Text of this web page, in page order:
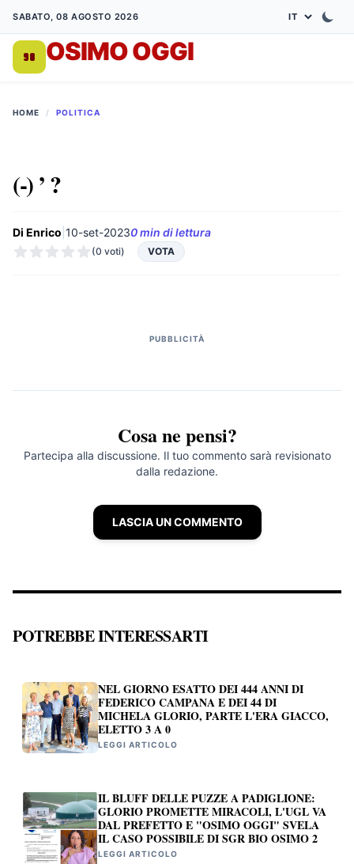
SABATO, 08 AGOSTO 2026
OSIMO OGGI
HOME / POLITICA
(-) ’ ?
Di Enrico 10-set-20230 min di lettura
(0 voti) VOTA
PUBBLICITÀ
Cosa ne pensi?
Partecipa alla discussione. Il tuo commento sarà revisionato
dalla redazione.
LASCIA UN COMMENTO
POTREBBE INTERESSARTI
NEL GIORNO ESATTO DEI 444 ANNI DI
FEDERICO CAMPANA E DEI 44 DI
MICHELA GLORIO, PARTE L'ERA GIACCO,
ELETTO 3 A 0
LEGGI ARTICOLO
IL BLUFF DELLE PUZZE A PADIGLIONE:
GLORIO PROMETTE MIRACOLI, L'UGL VA
DAL PREFETTO E "OSIMO OGGI" SVELA
IL CASO POSSIBILE DI SGR BIO OSIMO 2
LEGGI ARTICOLO